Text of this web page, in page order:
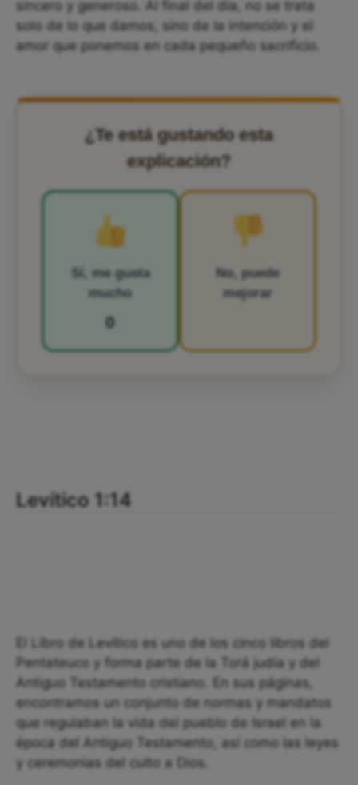
sincero y generoso. Al final del día, no se trata
solo de lo que damos, sino de la intención y el
amor que ponemos en cada pequeño sacrificio.
¿Te está gustando esta
explicación?
Sí, me gusta
mucho
0
No, puede
mejorar
Levítico 1:14
El Libro de Levítico es uno de los cinco libros del
Pentateuco y forma parte de la Torá judía y del
Antiguo Testamento cristiano. En sus páginas,
encontramos un conjunto de normas y mandatos
que regulaban la vida del pueblo de Israel en la
época del Antiguo Testamento, así como las leyes
y ceremonias del culto a Dios.